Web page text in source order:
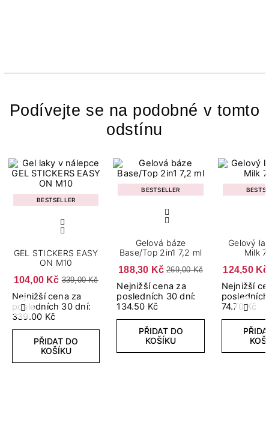
Podívejte se na podobné v tomto
odstínu
Předchozí Další
BESTSELLER
GEL STICKERS EASY
ON M10
104,00 Kč 339,00 Kč
Nejnižší cena za
posledních 30 dní:
339.00 Kč
PŘIDAT DO
KOŠÍKU
BESTSELLER
Gelová báze
Base/Top 2in1 7,2 ml
188,30 Kč 269,00 Kč
Nejnižší cena za
posledních 30 dní:
134.50 Kč
PŘIDAT DO
KOŠÍKU
Gelový
Milk
124,50 Kč
Nejnižší
74.70 Kč